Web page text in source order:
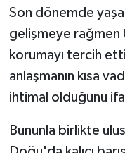
Son dönemde
gelişmeye rağmen
korumayı tercih
anlaşmanın kısa
ihtimal olduğunu
Bununla birlikte